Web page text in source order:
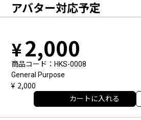
アバター対応予定
2,000
商品コード
HKS-0008
General Purpose
2,000
カートに入れる